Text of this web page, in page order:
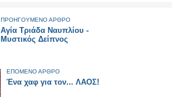
ΠΡΟΗΓΟΥΜΕΝΟ ΑΡΘΡΟ
Αγία Τριάδα Ναυπλίου -
Μυστικός Δείπνος
ΕΠΟΜΕΝΟ ΑΡΘΡΟ
Ένα χαφ για τον... ΛΑΟΣ!